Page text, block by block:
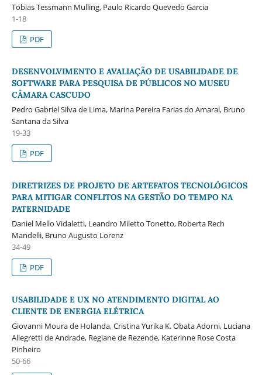
Tobias Tessmann Mulling, Paulo Ricardo Quevedo Garcia
1-18
PDF
DESENVOLVIMENTO E AVALIAÇÃO DE USABILIDADE DE
SOFTWARE PARA PESQUISA DE PÚBLICOS NO MUSEU
CÂMARA CASCUDO
Pedro Gabriel Silva de Lima, Marina Pereira Farias do Amaral, Bruno
Santana da Silva
19-33
PDF
DIRETRIZES DE PROJETO DE ARTEFATOS TECNOLÓGICOS
PARA MITIGAR CONFLITOS NA GESTÃO DO TEMPO NA
PATERNIDADE
Daniel Mello Vidaletti, Leandro Miletto Tonetto, Roberta Rech
Mandelli, Bruno Augusto Lorenz
34-49
PDF
USABILIDADE E UX NO ATENDIMENTO DIGITAL AO
CLIENTE DE ENERGIA ELÉTRICA
Giovanni Moura de Holanda, Cristina Yurika K. Obata Adorni, Luciana
Allegretti de Andrade, Regiane de Rezende, Katerinne Rose Costa
Pinheiro
50-66